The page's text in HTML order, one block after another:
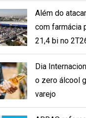
Além do
com farmácia
21,4 bi no
Dia
o zero álcool
varejo